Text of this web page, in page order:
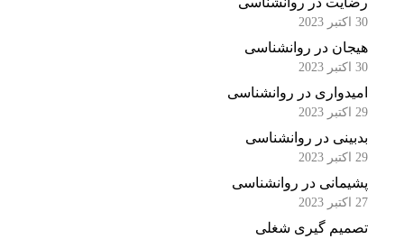
هیجان در روانشناسی
امیدواری در روانشناسی
بدبینی در روانشناسی
پشیمانی در روانشناسی
تصمیم گیری شغلی